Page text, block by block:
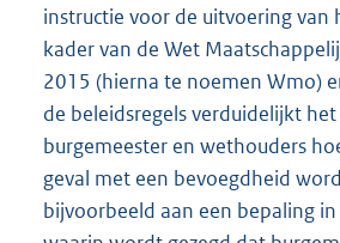
instructie voor de uitvoering van
kader van de Wet
2015 (hierna te noemen Wmo)
de beleidsregels verduidelijkt het
burgemeester en wethouders
geval met een bevoegdheid
bijvoorbeeld aan een bepaling